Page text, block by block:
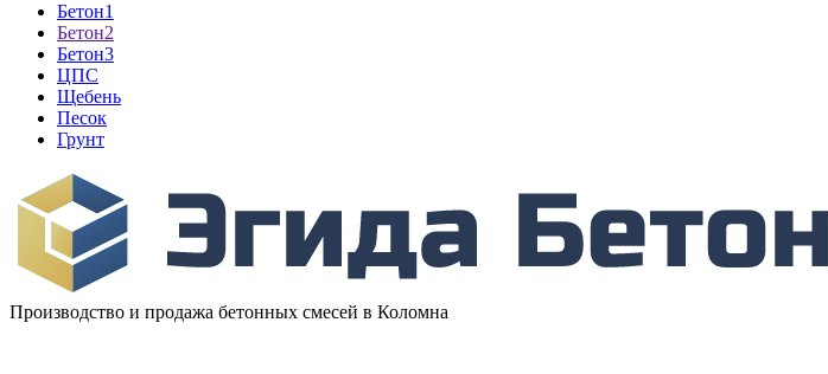
Бетон1
Бетон2
Бетон3
ЦПС
Щебень
Песок
Грунт
Производство и продажа бетонных смесей в Коломна